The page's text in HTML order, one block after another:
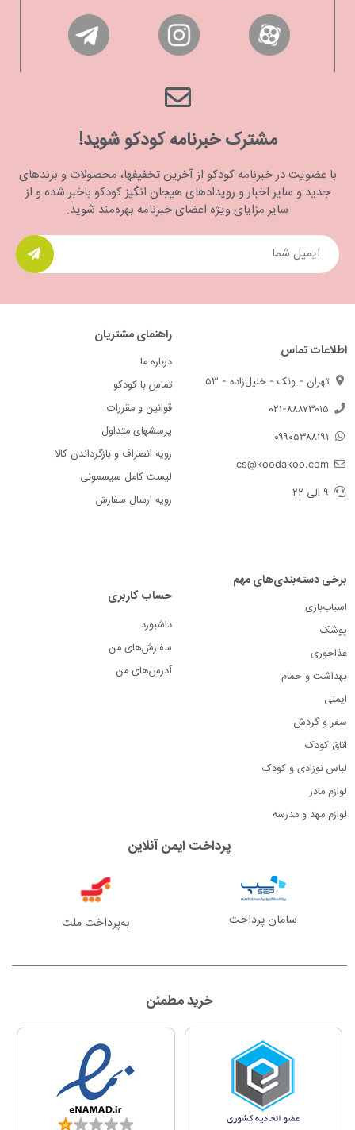
مشترک خبرنامه کودکو شوید!
با عضویت در خبرنامه کودکو از آخرین تخفیفها، محصولات و برندهای
جدید و سایر اخبار و رویدادهای هیجان انگیز کودکو باخبر شده و از
سایر مزایای ویژه اعضای خبرنامه بهره‌مند شوید.
اطلاعات تماس
تهران - ونک - خلیل‌زاده - ۵۳
۰۲۱-۸۸۸۷۳۰۱۵
۰۹۹۰۵۳۸۸۱۹۱
cs@koodakoo.com
۹ الی ۲۲
راهنمای مشتریان
درباره ما
تماس با کودکو
قوانین و مقررات
پرسشهای متداول
رویه انصراف و بازگرداندن کالا
لیست کامل سیسمونی
رویه ارسال سفارش
برخی دسته‌بندی‌های مهم
اسباب‌بازی
پوشک
غذاخوری
بهداشت و حمام
ایمنی
سفر و گردش
اتاق کودک
لباس نوزادی و کودک
لوازم مادر
لوازم مهد و مدرسه
حساب کاربری
داشبورد
سفارش‌های من
آدرس‌های من
پرداخت ایمن آنلاین
سامان پرداخت به‌پرداخت ملت
خرید مطمئن